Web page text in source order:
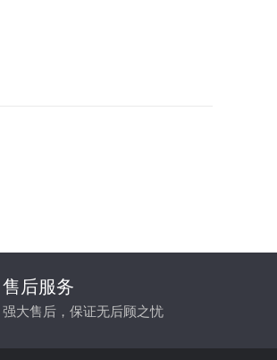
售后服务
强大售后，保证无后顾之忧